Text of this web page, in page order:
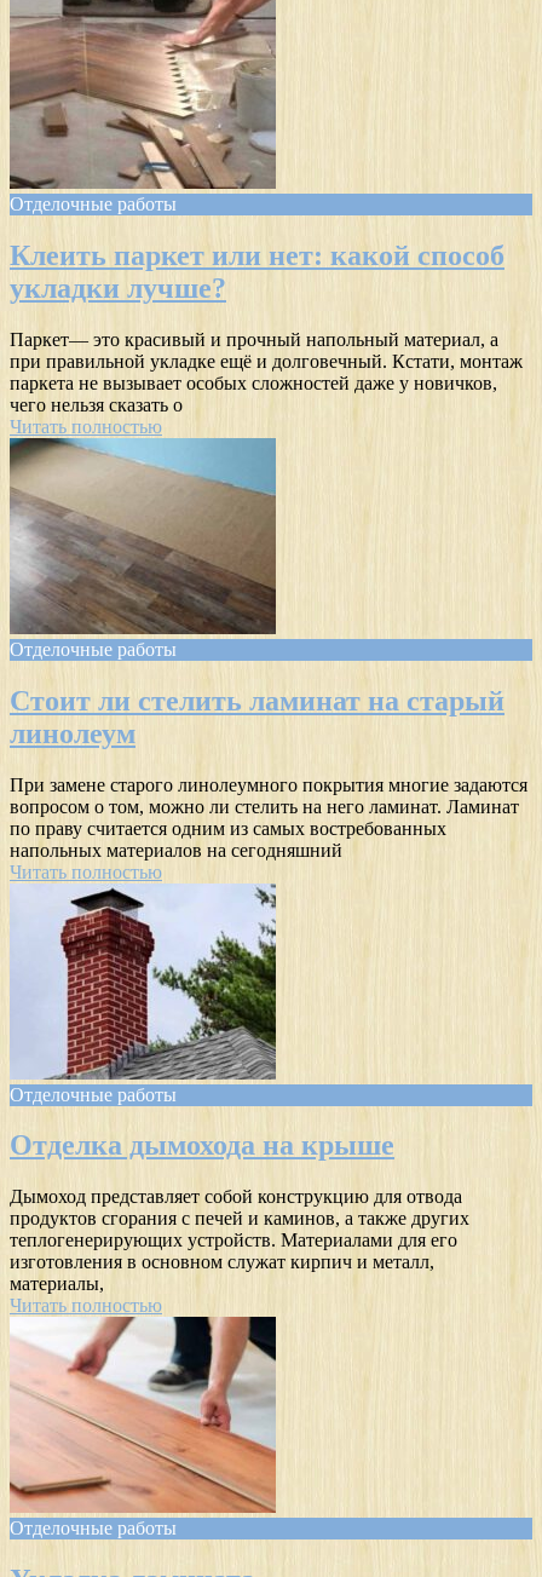
Отделочные работы
Клеить паркет или нет: какой способ
укладки лучше?
Паркет— это красивый и прочный напольный материал, а
при правильной укладке ещё и долговечный. Кстати, монтаж
паркета не вызывает особых сложностей даже у новичков,
чего нельзя сказать о
Читать полностью
Отделочные работы
Стоит ли стелить ламинат на старый
линолеум
При замене старого линолеумного покрытия многие задаются
вопросом о том, можно ли стелить на него ламинат. Ламинат
по праву считается одним из самых востребованных
напольных материалов на сегодняшний
Читать полностью
Отделочные работы
Отделка дымохода на крыше
Дымоход представляет собой конструкцию для отвода
продуктов сгорания с печей и каминов, а также других
теплогенерирующих устройств. Материалами для его
изготовления в основном служат кирпич и металл,
материалы,
Читать полностью
Отделочные работы